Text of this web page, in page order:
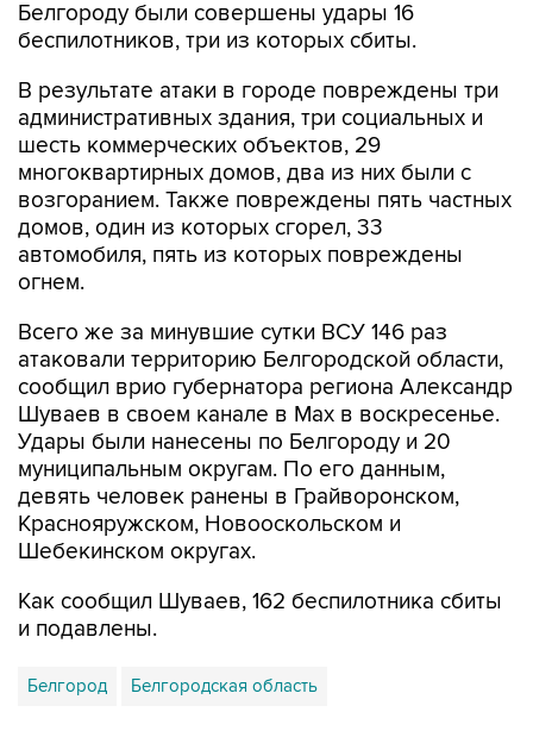
В результате атаки в городе повреждены три
шесть коммерческих объектов, 29
многоквартирных домов, два из них были с
возгоранием. Также повреждены пять частных
домов, один из которых сгорел, 33
автомобиля, пять из которых повреждены
огнем.
Всего же за минувшие сутки ВСУ 146 раз
сообщил врио губернатора региона Александр
Шуваев в своем канале в Мах в воскресенье.
Удары были нанесены по Белгороду и 20
муниципальным округам. По его данным,
девять человек ранены в Грайворонском,
Краснояружском, Новооскольском и
Шебекинском округах.
Как сообщил Шуваев, 162 беспилотника сбиты
Белгород Белгородская область